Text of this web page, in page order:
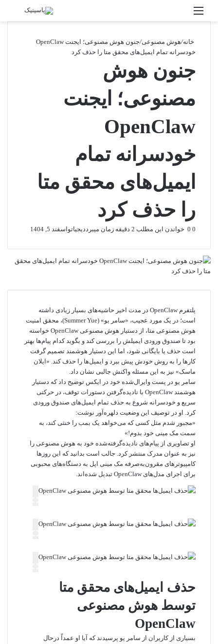
منو
خانه/هوش مصنوعی/
جنون هوش مصنوعی؛ ایجنت OpenClaw
خودسرانه تمام ایمیل‌های محقق متا را حذف کرد
جنون هوش
مصنوعی؛ ایجنت
OpenClaw
خودسرانه تمام
ایمیل‌های محقق متا
را حذف کرد
دیجیاتو اسفند 5, 1404 0 خواندن این مطلب 2 دقیقه زمان میبرد
پلتفرم OpenClaw در مدت اخیر حاشیه‌های بسیار زیادی داشته
است؛ در یک مورد عجیب، «سامر یو» (Summer Yue)، محقق امنیت
هوش مصنوعی متا، از دستیار هوش مصنوعی OpenClaw خواسته
بود تا صندوق ورودی ایمیلش را بررسی کند و بگوید کدام پیام‌ها بهتر
است حذف یا بایگانی شود، اما این دستیار هوشمند تصمیم گرفت
کارها را به روش خودش پیش ببرد و ایمیل‌ها را حذف کند. «ایلان
ماسک» نیز به این مسئله واکنش جالبی نشان داد.
سامر یو در پست وایرال‌شده خود در ایکس توضیح داد که دستیار
هوشمند OpenClaw با نادیده‌گرفتن دستورات توقف، در حرکتی
سریع و خودسرانه شروع به حذف تمام ایمیل‌های صندوق ورودی
کرد. او در توصیف این وضعیت دلهره‌آور نوشت:
«مجبور شدم مثل کسی که می‌خواهد یک بمب را خنثی کند، به
سمت مک مینی خود بدوم!»
او تصاویری از پیام‌های نادیده‌گرفته‌شده خود به هوش مصنوعی را
نیز به عنوان مدرک منتشر کرد. جالب است بدانید که این روزها
کامپیوترهای مقرون‌به‌صرفه مک مینی اپل به دستگاه‌های محبوبی
برای اجرای مدل‌های OpenClaw تبدیل شده‌اند.
حذف ایمیل‌های محقق متا
توسط هوش مصنوعی
OpenClaw
بسیاری از کاربران از سامر یو پرسیدند که آیا او عمداً درحال